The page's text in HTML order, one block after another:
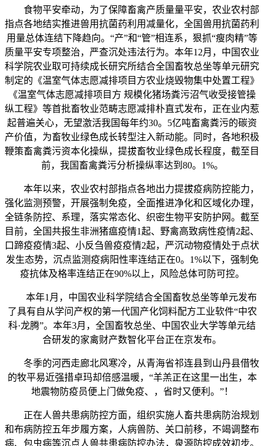
食物平安牵动，为了保障畜禽产质量量平安，农业农村部
指点各地结实推进兽用抗菌药利用减量化，全国兽用抗菌药利
用量总体连结下降趋向。“产”和“管”相连系，狠抓“瘦肉精”等
质量平安专项整治，严查沉处违法行为。本年12月，中国农业
科学院农业取可持续成长研究所结合全国畜牧总坐等单元研究
制定的《温室气体志愿减排项目方农业烧毁物集中处置工程》
《温室气体志愿减排项目方 规模化猪场粪污沼气收受接管操
纵工程》等首批畜牧业范畴志愿减排朴直式发布，正在业内惹
起普遍关心，无望激活我国每年约30。5亿吨畜禽粪污的碳资
产价值，为畜牧业绿色成长转型注入新动能。同时，各地积极
鞭策畜禽粪污资本化操纵，提拔畜牧业绿色成长程度，截至目
前，我国畜禽粪污分析操纵率达到80。1%。
本年以来，农业农村部指点各地出力提拔疫病防控能力，
强化监测预警，开展强制免疫，全面推进净化和区域化办理，
全链条防控、系理，落实常态化、织密生物平安防护网。截至
目前，全国共报生非洲猪瘟疫情1起、野禽高致病性疫情2起、
口蹄疫疫情3起、小反刍兽疫疫情2起，严沉动物疫情处于点状
发生态势，沉点监测疫病阳性率连结正在0。1%以下，强制免
疫抗体及格率连结正在90%以上，风险总体可防可控。
本年1月，中国农业科学院结合全国畜牧总坐等单元发布
了具有自从学问产权的第一代国产化饲料配方工业软件“中农
科·龙腾”。本年3月，全国畜牧总坐、中国农业大学等单元结
合研发的家禽财产数智化平台正在京发布。
冬季的河西走廊北风寒冷，从青海省祁连县到山丹县借牧
的牧平易近强措卓玛却倍感温暖，“羊羔正在这里一出生，本
地震物防疫员便上门做免疫、，省时又便利。”！
正在人兽共患病防控方面，组织实施人畜共患病防治规划
和布病防控五年步履方案，人病兽防、关口前移，不竭调整布
病、包虫病等沉点人兽共患病防控办法，泉源防控成效初步。